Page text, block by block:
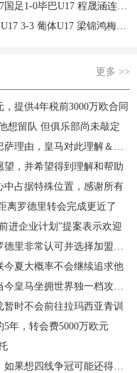
U17 程晟涵连场破门赵松源中楣
3 葡体U17 梁锦鸿梅开二度
更多 >>
提供4年税前3000万欧合同
想留队 但俱乐部尚未敲定
由，皇马对此理解＆祝好
，并希望得到理解和帮助
占据特殊位置，感谢所有
离罗德里转会完成更近了
进企业计划”提案表示欢迎
非常认可并选择加盟巴萨
今夏大概率不会继续追求他
马坐拥世界独一档攻击线
时不会前往拉玛西亚青训
年，转会费5000万欧元
想四线争冠可能还得买人